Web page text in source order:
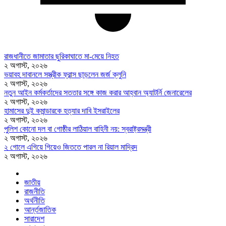
রাজধানীতে জামাতার ছুরিকাঘাতে মা-মেয়ে নিহত
২ অগাস্ট, ২০২৬
ভয়াবহ দাবানলে সস্ত্রীক ফ্রান্স ছাড়লেন জর্জ ক্লুনি
২ অগাস্ট, ২০২৬
নতুন আইন কর্মকর্তাদের সততার সঙ্গে কাজ করার আহ্বান অ্যাটর্নি জেনারেলের
২ অগাস্ট, ২০২৬
হামাসের দুই কমান্ডারকে হত্যার দাবি ইসরাইলের
২ অগাস্ট, ২০২৬
পুলিশ কোনো দল বা গোষ্ঠীর লাঠিয়াল বাহিনী নয়: স্বরাষ্ট্রমন্ত্রী
২ অগাস্ট, ২০২৬
২ গোলে এগিয়ে গিয়েও জিততে পারল না রিয়াল মাদ্রিদ
২ অগাস্ট, ২০২৬
জাতীয়
রাজনীতি
অর্থনীতি
আর্ন্তজাতিক
সারাদেশ